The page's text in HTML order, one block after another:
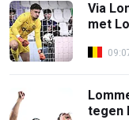
Via
met
tegen